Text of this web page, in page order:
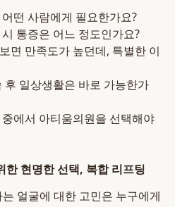
떤 사람에게 필요한가요?
통증은 어느 정도인가요?
면 만족도가 높던데, 특별한 이
후 일상생활은 바로 가능한가
에서 아티움의원을 선택해야
한 현명한 선택, 복합 리프팅
얼굴에 대한 고민은 누구에게